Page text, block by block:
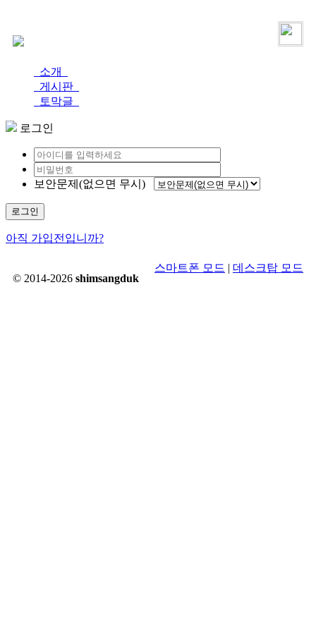
소개
게시판
토막글
로그인
보안문제(없으면 무시)
로그인
아직 가입전입니까?
© 2014-2026 shimsangduk
스마트폰 모드 | 데스크탑 모드